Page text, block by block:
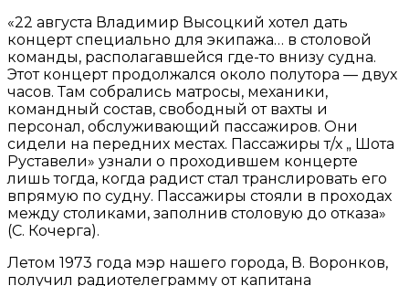
«22 августа Владимир Высоцкий хотел дать
концерт специально для экипажа… в столовой
команды, располагавшейся где-то внизу судна.
Этот концерт продолжался около полутора — двух
часов. Там собрались матросы, механики,
командный состав, свободный от вахты и
персонал, обслуживающий пассажиров. Они
сидели на передних местах. Пассажиры т/х „ Шота
Руставели» узнали о проходившем концерте
лишь тогда, когда радист стал транслировать его
впрямую по судну. Пассажиры стояли в проходах
между столиками, заполнив столовую до отказа»
(С. Кочерга).
Летом 1973 года мэр нашего города, В. Воронков,
получил радиотелеграмму от капитана